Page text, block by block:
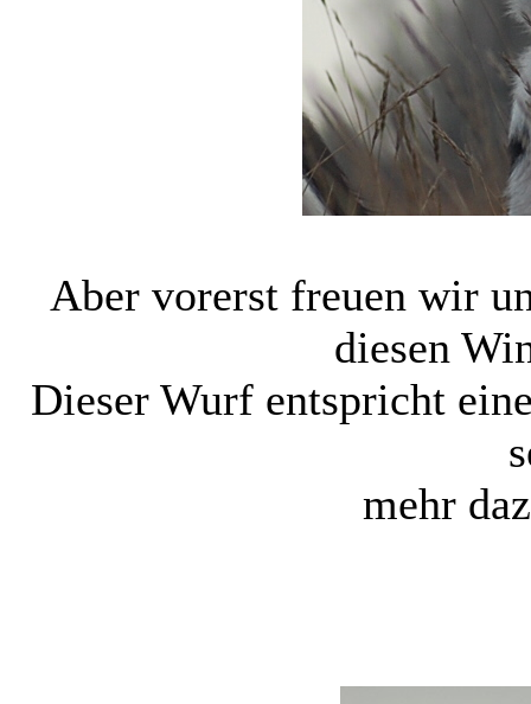
Aber vorerst freuen wir
diesen
Dieser Wurf entspricht
mehr